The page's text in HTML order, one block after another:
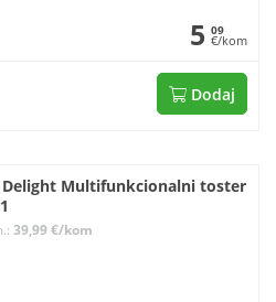
5 09
€/kom
Dodaj
Delight Multifunkcionalni toster
39,99 €/kom